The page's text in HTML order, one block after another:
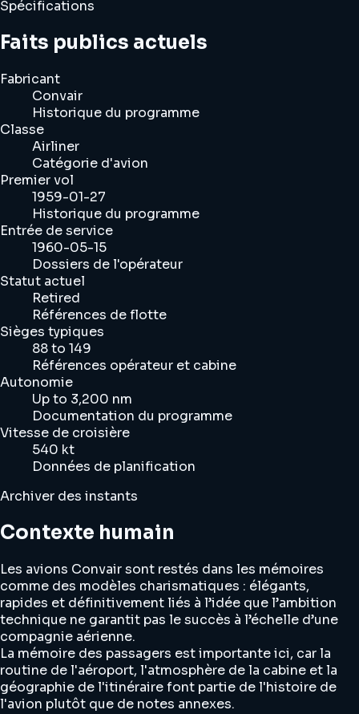
Spécifications
Faits publics actuels
Fabricant
Convair
Historique du programme
Classe
Airliner
Catégorie d'avion
Premier vol
1959-01-27
Historique du programme
Entrée de service
1960-05-15
Dossiers de l'opérateur
Statut actuel
Retired
Références de flotte
Sièges typiques
88 to 149
Références opérateur et cabine
Autonomie
Up to 3,200 nm
Documentation du programme
Vitesse de croisière
540 kt
Données de planification
Archiver des instants
Contexte humain
Les avions Convair sont restés dans les mémoires
comme des modèles charismatiques : élégants,
rapides et définitivement liés à l’idée que l’ambition
technique ne garantit pas le succès à l’échelle d’une
compagnie aérienne.
La mémoire des passagers est importante ici, car la
routine de l'aéroport, l'atmosphère de la cabine et la
géographie de l'itinéraire font partie de l'histoire de
l'avion plutôt que de notes annexes.